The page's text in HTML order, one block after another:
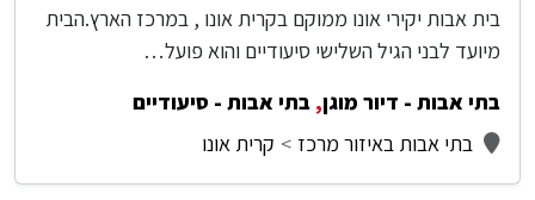
בית אבות יקירי אונו ממוקם בקרית אונו , במרכז הארץ.הבית
מיועד לבני הגיל השלישי סיעודיים והוא פועל…
בתי אבות - דיור מוגן, בתי אבות - סיעודיים
בתי אבות באיזור מרכז
קרית אונו